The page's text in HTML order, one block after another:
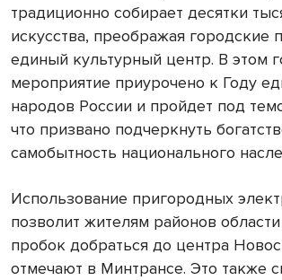
традиционно собирает десятки
искусства, преображая городские
единый культурный центр. В этом
мероприятие приурочено к Году
народов России и пройдет под
что призвано подчеркнуть
самобытность национального
Использование пригородных
позволит жителям районов
пробок добраться до центра
отмечают в Минтрансе. Это также